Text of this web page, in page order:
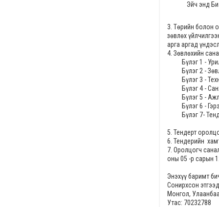
Эйч энд
3. Төрийн болон
зөвлөх
арга аргад
4. Зөвлөхийн
Бүлэг 1 -
Бүлэг 2 -
Бүлэг 3 -
Бүлэг 4 -
Бүлэг 5 -
Бүлэг 6 -
Бүлэг 7-
5. Тендерт
6. Тендерийн
7. Оролцогч
оны 05 -р сарын
Энэхүү баримт
Сонирхсон
Монгол,
Утас: 70232788